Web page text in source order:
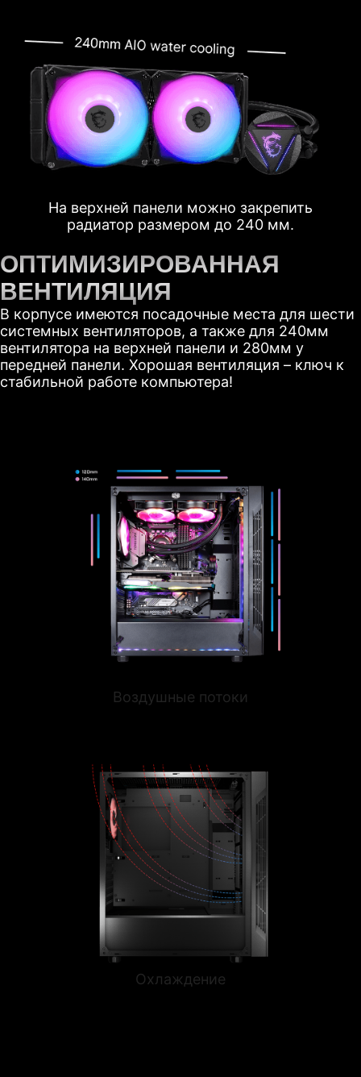
На верхней панели можно закрепить
радиатор размером до 240 мм.
ОПТИМИЗИРОВАННАЯ
ВЕНТИЛЯЦИЯ
В корпусе имеются посадочные места для шести
системных вентиляторов, а также для 240мм
вентилятора на верхней панели и 280мм у
передней панели. Хорошая вентиляция – ключ к
стабильной работе компьютера!
Воздушные потоки
Охлаждение